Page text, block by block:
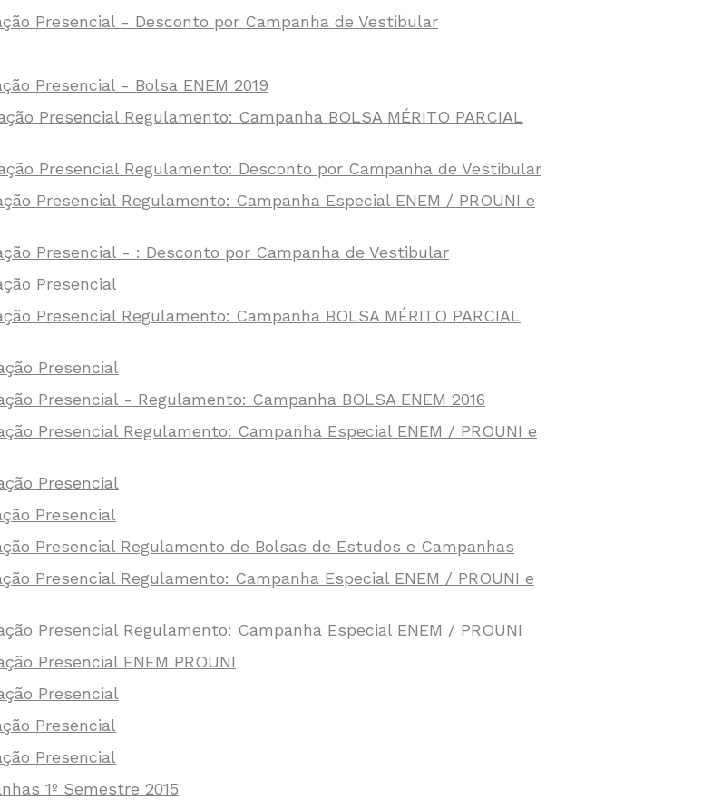
Presencial - Desconto por Campanha de Vestibular
Presencial - Bolsa ENEM 2019
Presencial Regulamento: Campanha BOLSA MÉRITO PARCIAL
Presencial Regulamento: Desconto por Campanha de Vestibular
Presencial Regulamento: Campanha Especial ENEM / PROUNI e
Presencial - : Desconto por Campanha de Vestibular
Presencial
Presencial Regulamento: Campanha BOLSA MÉRITO PARCIAL
Presencial
Presencial - Regulamento: Campanha BOLSA ENEM 2016
Presencial Regulamento: Campanha Especial ENEM / PROUNI e
Presencial
Presencial
Presencial Regulamento de Bolsas de Estudos e Campanhas
Presencial Regulamento: Campanha Especial ENEM / PROUNI e
Presencial Regulamento: Campanha Especial ENEM / PROUNI
Presencial ENEM PROUNI
Presencial
Presencial
Presencial
1º Semestre 2015